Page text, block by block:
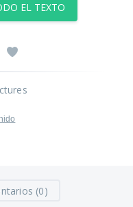
EL TEXTO
(0)